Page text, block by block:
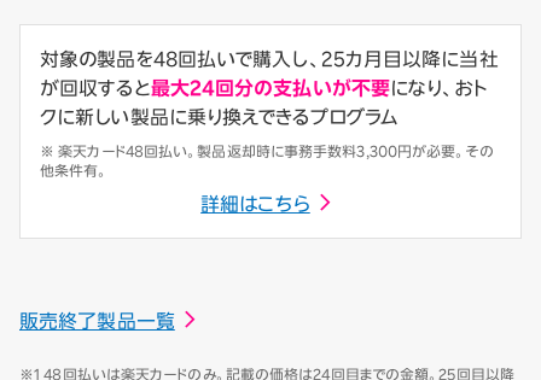
対象の製品を48回払いで購入し、25カ月目以降に当社
が回収すると最大24回分の支払いが不要になり、おト
クに新しい製品に乗り換えできるプログラム
※ 楽天カード48回払い。製品返却時に事務手数料3,300円が必要。その
他条件有。
詳細はこちら
販売終了製品一覧
※1 48回払いは楽天カードのみ。記載の価格は24回目までの金額。25回目以降